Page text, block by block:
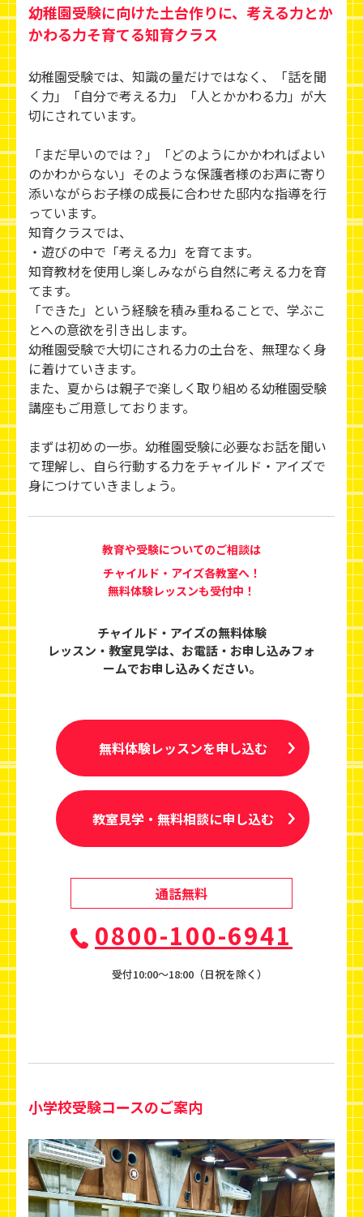
幼稚園受験に向けた土台作りに、考える力とか
かわる力そ育てる知育クラス
幼稚園受験では、知識の量だけではなく、「話を聞
く力」「自分で考える力」「人とかかわる力」が大
切にされています。
「まだ早いのでは？」「どのようにかかわればよい
のかわからない」そのような保護者様のお声に寄り
添いながらお子様の成長に合わせた邸内な指導を行
っています。
知育クラスでは、
・遊びの中で「考える力」を育てます。
知育教材を使用し楽しみながら自然に考える力を育
てます。
「できた」という経験を積み重ねることで、学ぶこ
とへの意欲を引き出します。
幼稚園受験で大切にされる力の土台を、無理なく身
に着けていきます。
また、夏からは親子で楽しく取り組める幼稚園受験
講座もご用意しております。
まずは初めの一歩。幼稚園受験に必要なお話を聞い
て理解し、自ら行動する力をチャイルド・アイズで
身につけていきましょう。
教育や受験についてのご相談は
チャイルド・アイズ各教室へ！
無料体験レッスンも受付中！
チャイルド・アイズの無料体験
レッスン・教室見学は、 お電話・お申し込みフォ
ームでお申し込みください。
無料体験レッスンを申し込む
教室見学・無料相談に申し込む
通話無料
0800-100-6941
受付10:00〜18:00（日祝を除く）
小学校受験コースのご案内